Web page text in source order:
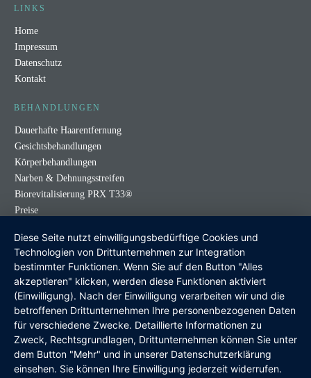
LINKS
Home
Impressum
Datenschutz
Kontakt
BEHANDLUNGEN
Dauerhafte Haarentfernung
Gesichtsbehandlungen
Körperbehandlungen
Narben & Dehnungsstreifen
Biorevitalisierung PRX T33®
Preise
KONTAKT
Fürstenallee 54, 5020 Salzburg
+43 677 62984810
buchung@victrastudio.com
Online buchen
Diese Seite nutzt einwilligungsbedürftige Cookies und
Technologien von Drittunternehmen zur Integration
bestimmter Funktionen. Wenn Sie auf den Button "Alles
akzeptieren" klicken, werden diese Funktionen aktiviert
(Einwilligung). Nach der Einwilligung verarbeiten wir und die
betroffenen Drittunternehmen Ihre personenbezogenen Daten
für verschiedene Zwecke. Detaillierte Informationen zu
Zweck, Rechtsgrundlagen, Drittunternehmen können Sie unter
dem Button "Mehr" und in unserer Datenschutzerklärung
einsehen. Sie können Ihre Einwilligung jederzeit widerrufen.